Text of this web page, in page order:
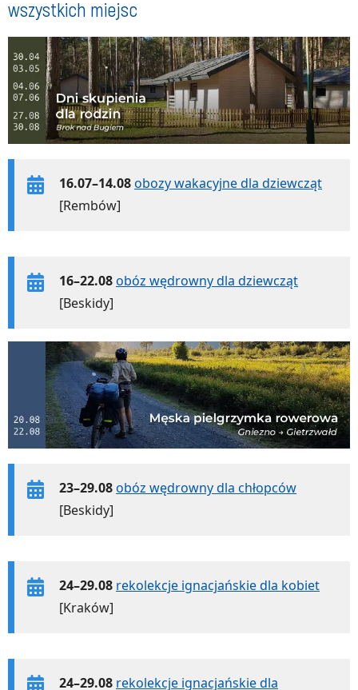
wszystkich miejsc
16.07–14.08obozy wakacyjne dla dziewcząt
[Rembów]
16–22.08obóz wędrowny dla dziewcząt
[Beskidy]
23–29.08obóz wędrowny dla chłopców
[Beskidy]
24–29.08 rekolekcje ignacjańskie dla kobiet
[Kraków]
24–29.08 rekolekcje ignacjańskie dla